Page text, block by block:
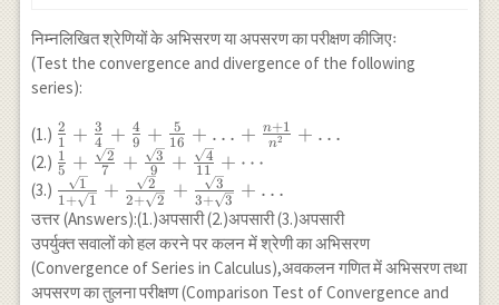
निम्नलिखित श्रेणियों के अभिसरण या अपसरण का परीक्षण कीजिएः
(Test the convergence and divergence of the following
series):
(1.) \frac{2}{1}+\frac{3}
{4}+\frac{4}
{9}+\frac{5}
{16}+\ldots+\frac{n+1}
{n^2}+\ldots
1
2 + 4
3 + 9
4 + 16
5 + … + n2
n+1 + …
(2.) \frac{1}
{5}+\frac{\sqrt{2}}
{7}+\frac{\sqrt{3}}
{9}+\frac{\sqrt{4}}
{11}+\cdots
5
1 + 7
2 + 9
3 + 11
4 + ⋯
(3.) \frac{\sqrt{1}}
{1+\sqrt{1}}+\frac{\sqrt{2}}
{2+\sqrt{2}}+\frac{\sqrt{3}}
{3+\sqrt{3}}+\ldots
1+ 1
1 + 2+ 2
2 + 3+ 3
3 + …
उत्तर (Answers):(1.)अपसारी (2.)अपसारी (3.)अपसारी
उपर्युक्त सवालों को हल करने पर कलन में श्रेणी का अभिसरण
(Convergence of Series in Calculus),अवकलन गणित में अभिसरण तथा
अपसरण का तुलना परीक्षण (Comparison Test of Convergence and